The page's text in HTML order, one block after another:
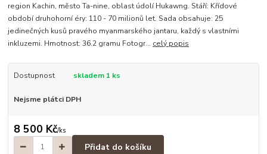
region Kachin, město Ta-nine, oblast údolí Hukawng. Stáří: Křídové
období druhohorní éry: 110 - 70 milionů let. Sada obsahuje: 25
jedinečných kusů pravého myanmarského jantaru, každý s vlastními
inkluzemi. Hmotnost: 36.2 gramu Fotogr... celý popis
Dostupnost skladem 1 ks
Nejsme plátci DPH
8 500 Kč/ks
Přidat do košíku